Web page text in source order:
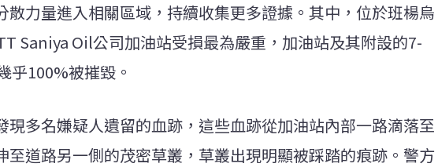
散力量進入相關區域，持續收集更多證據。其中，位於班楊烏
Saniya Oil公司加油站受損最為嚴重，加油站及其附設的7-
乎100%被摧毀。
現多名嫌疑人遺留的血跡，這些血跡從加油站內部一路滴落至
至道路另一側的茂密草叢，草叢出現明顯被踩踏的痕跡。警方